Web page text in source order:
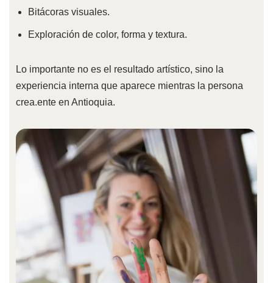
Bitácoras visuales.
Exploración de color, forma y textura.
Lo importante no es el resultado artístico, sino la
experiencia interna que aparece mientras la persona
crea.ente en Antioquia.